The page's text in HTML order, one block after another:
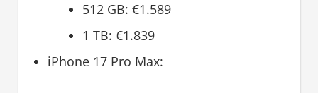
512 GB: €1.589
1 TB: €1.839
iPhone 17 Pro Max: